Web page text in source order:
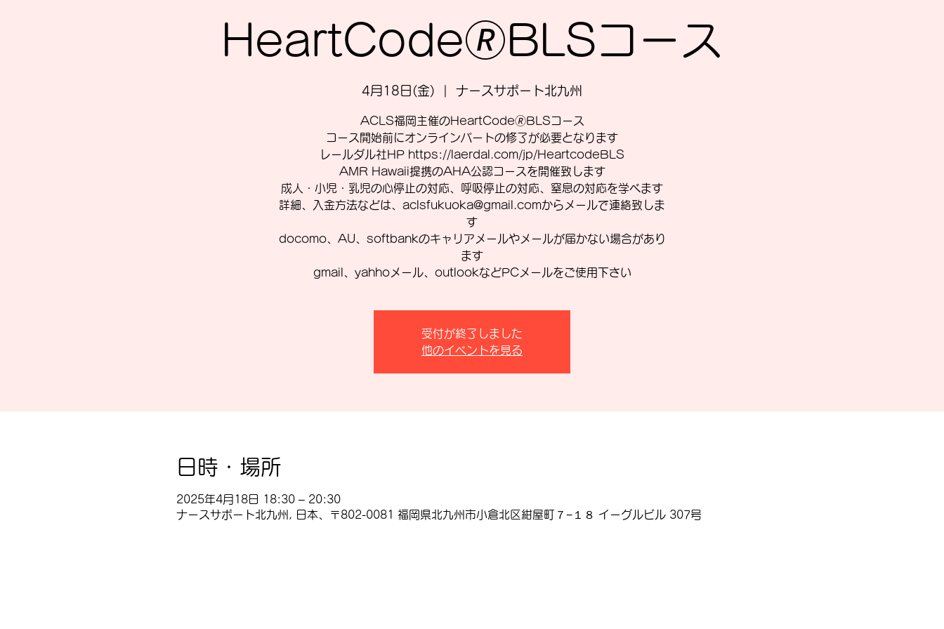
HeartCode🄬BLSコース
4月18日(金) ナースサポート北九州
ACLS福岡主催のHeartCode🄬BLSコース
コース開始前にオンラインパートの修了が必要となります
レールダル社HP https://laerdal.com/jp/HeartcodeBLS
AMR Hawaii提携のAHA公認コースを開催致します
成人・小児・乳児の心停止の対応、呼吸停止の対応、窒息の対応を学べます
詳細、入金方法などは、aclsfukuoka@gmail.comからメールで連絡致しま
す
docomo、AU、softbankのキャリアメールやメールが届かない場合があり
ます
gmail、yahhoメール、outlookなどPCメールをご使用下さい
受付が終了しました
他のイベントを見る
日時・場所
2025年4月18日 18:30 – 20:30
ナースサポート北九州, 日本、〒802-0081 福岡県北九州市小倉北区紺屋町７−１８ イーグルビル 307号